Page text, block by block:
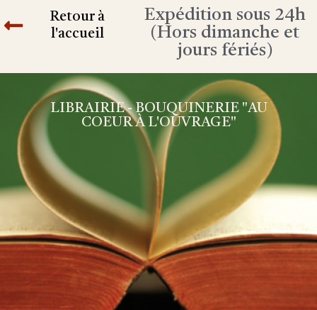
Retour à
l'accueil
Expédition sous 24h
(Hors dimanche et
jours fériés)
LIBRAIRIE - BOUQUINERIE "AU
COEUR À L'OUVRAGE"